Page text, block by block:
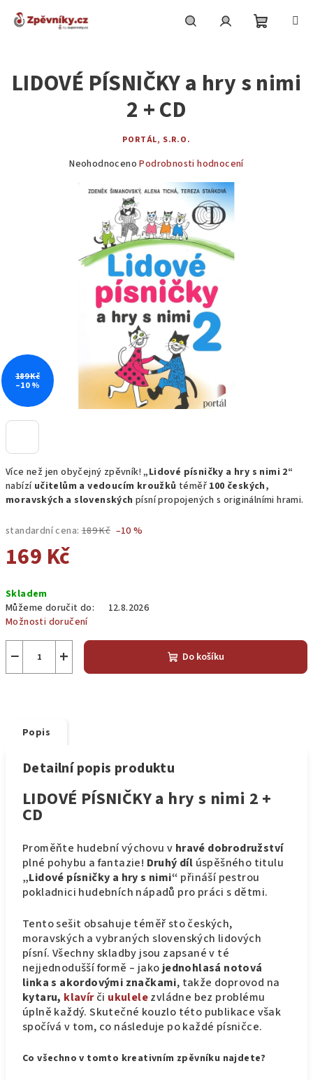
košík
Více než jen obyčejný zpěvník!„Lidové písničky a hry s nimi 2“
nabízí učitelům a vedoucím kroužků téměř 100 českých,
moravských a slovenských písní propojených s originálními hrami.
standardní cena: 189 Kč –10 %
169 Kč
cena:
Skladem
Můžeme doručit do:
12.8.2026
Možnosti doručení
+
− Do košíku
LIDOVÉ PÍSNIČKY a hry s nimi
2 + CD
PORTÁL, S.R.O.
Průměrné
produktu
hvězdiček.
Neohodnoceno Podrobnosti hodnocení
189 Kč
–10 %
Popis
Detailní popis produktu
LIDOVÉ PÍSNIČKY a hry s nimi 2 +
CD
Proměňte hudební výchovu v hravé dobrodružství
plné pohybu a fantazie! Druhý díl úspěšného titulu
„Lidové písničky a hry s nimi“ přináší pestrou
pokladnici hudebních nápadů pro práci s dětmi.
Tento sešit obsahuje téměř sto českých,
moravských a vybraných slovenských lidových
písní. Všechny skladby jsou zapsané v té
nejjednodušší formě – jako jednohlasá notová
linka s akordovými značkami, takže doprovod na
kytaru, klavírči ukulelezvládne bez problému
úplně každý. Skutečné kouzlo této publikace však
spočívá v tom, co následuje po každé písničce.
Co všechno v tomto kreativním zpěvníku najdete?